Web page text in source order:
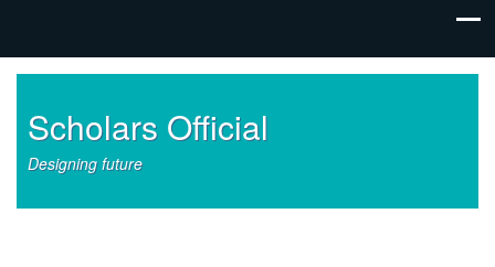
Scholars Official
Designing future